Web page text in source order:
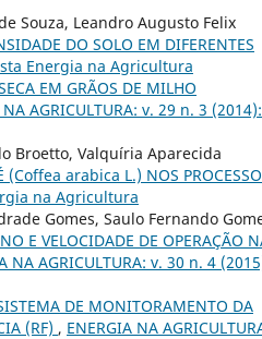
Souza, Leandro Augusto Felix
DO SOLO EM DIFERENTES
Energia na Agricultura
EM GRÃOS DE MILHO
NA AGRICULTURA: v. 29 n. 3 (2014):
Broetto, Valquíria Aparecida
(Coffea arabica L.) NOS
na Agricultura
Gomes, Saulo Fernando
E VELOCIDADE DE OPERAÇÃO
NA AGRICULTURA: v. 30 n. 4
DE MONITORAMENTO DA
(RF) , ENERGIA NA